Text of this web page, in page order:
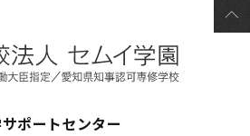
ポートセンター